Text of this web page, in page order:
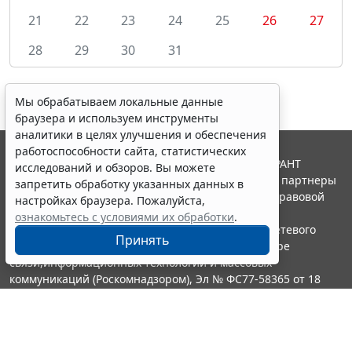
21
22 23 24 25 26
27
28
29 30 31
Мы обрабатываем локальные данные
браузера и используем инструменты
аналитики в целях улучшения и обеспечения
работоспособности сайта, статистических
исследований и обзоров. Вы можете
запретить обработку указанных данных в
настройках браузера. Пожалуйста,
ознакомьтесь с условиями их обработки.
Принять
© ООО "НПП "ГАРАНТ-СЕРВИС", 2026. Система ГАРАНТ
выпускается с 1990 года. Компания "Гарант" и ее партнеры
являются участниками Российской ассоциации правовой
информации ГАРАНТ.
Портал ГАРАНТ.РУ зарегистрирован в качестве сетевого
издания Федеральной службой по надзору в сфере
связи,информационных технологий и массовых
коммуникаций (Роскомнадзором), Эл № ФС77-58365 от 18